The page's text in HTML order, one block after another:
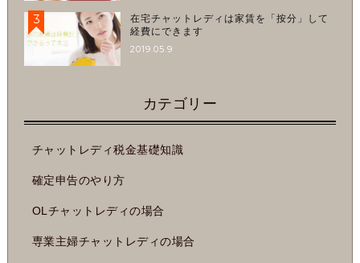
3
在宅チャットレディは家賃を「按分」して
経費にできます
2019.05.9
カテゴリー
チャットレディ税金基礎知識
確定申告のやり方
OLチャットレディの場合
専業主婦チャットレディの場合